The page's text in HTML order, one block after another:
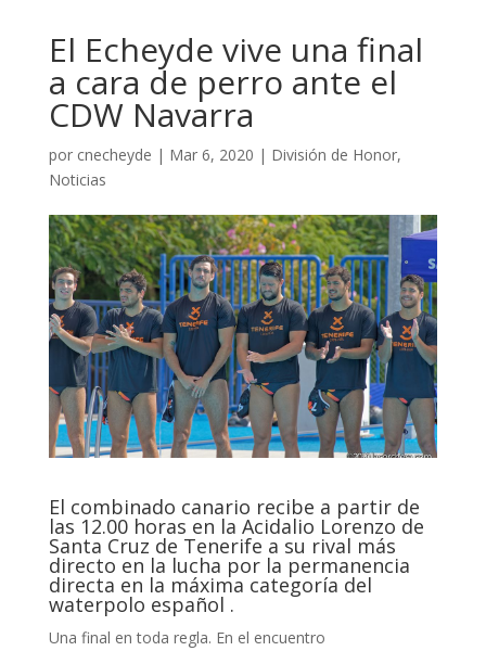
El Echeyde vive una final
a cara de perro ante el
CDW Navarra
por cnecheyde | Mar 6, 2020 | División de Honor,
Noticias
El combinado canario recibe a partir de
las 12.00 horas en la Acidalio Lorenzo de
Santa Cruz de Tenerife a su rival más
directo en la lucha por la permanencia
directa en la máxima categoría del
waterpolo español .
Una final en toda regla. En el encuentro